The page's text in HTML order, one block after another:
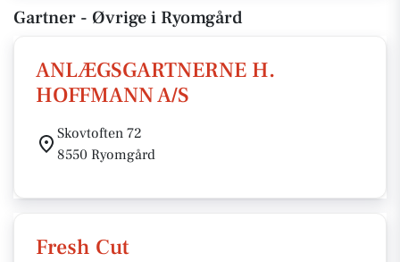
Gartner - Øvrige i Ryomgård
ANLÆGSGARTNERNE H.
HOFFMANN A/S
Skovtoften 72
8550 Ryomgård
Fresh Cut